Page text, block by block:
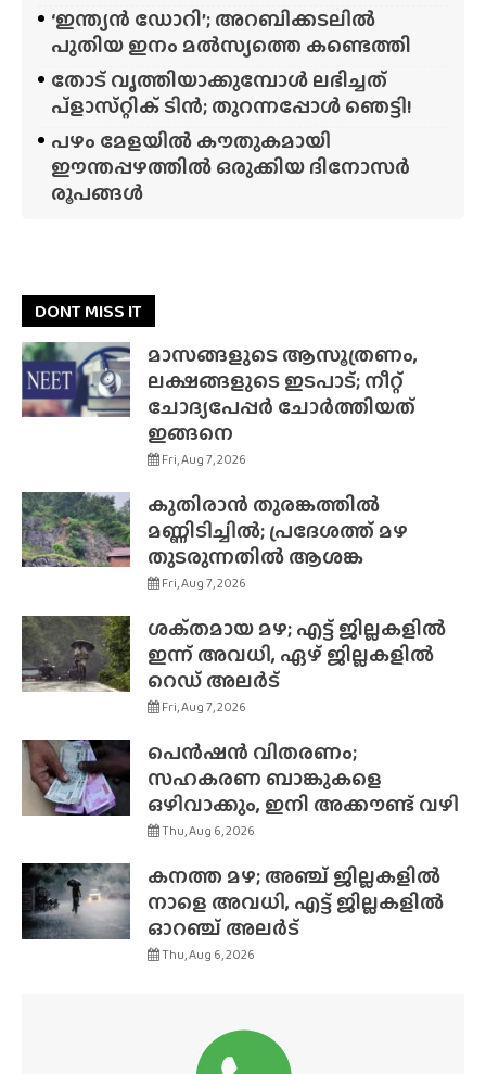
‘ഇന്ത്യൻ ഡോറി’; അറബിക്കടലിൽ
പുതിയ ഇനം മൽസ്യത്തെ കണ്ടെത്തി
തോട് വൃത്തിയാക്കുമ്പോൾ ലഭിച്ചത്
പ്‌ളാസ്‌റ്റിക് ടിൻ; തുറന്നപ്പോൾ ഞെട്ടി!
പഴം മേളയിൽ കൗതുകമായി
ഈന്തപ്പഴത്തിൽ ഒരുക്കിയ ദിനോസർ
രൂപങ്ങൾ
DONT MISS IT
മാസങ്ങളുടെ ആസൂത്രണം,
ലക്ഷങ്ങളുടെ ഇടപാട്; നീറ്റ്
ചോദ്യപേപ്പർ ചോർത്തിയത്
ഇങ്ങനെ
Fri, Aug 7, 2026
കുതിരാൻ തുരങ്കത്തിൽ
മണ്ണിടിച്ചിൽ; പ്രദേശത്ത് മഴ
തുടരുന്നതിൽ ആശങ്ക
Fri, Aug 7, 2026
ശക്‌തമായ മഴ; എട്ട് ജില്ലകളിൽ
ഇന്ന് അവധി, ഏഴ് ജില്ലകളിൽ
റെഡ് അലർട്
Fri, Aug 7, 2026
പെൻഷൻ വിതരണം;
സഹകരണ ബാങ്കുകളെ
ഒഴിവാക്കും, ഇനി അക്കൗണ്ട് വഴി
Thu, Aug 6, 2026
കനത്ത മഴ; അഞ്ച് ജില്ലകളിൽ
നാളെ അവധി, എട്ട് ജില്ലകളിൽ
ഓറഞ്ച് അലർട്
Thu, Aug 6, 2026